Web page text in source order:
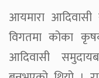
आयमारा आदिवासी
विगतमा कोका
आदिवासी